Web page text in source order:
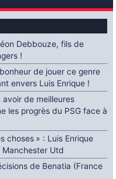
Debbouze, fils de
!
de jouer ce genre
envers Luis Enrique !
avoir de meilleures
les progrès du PSG face à
choses » : Luis Enrique
Manchester Utd
de Benatia (France